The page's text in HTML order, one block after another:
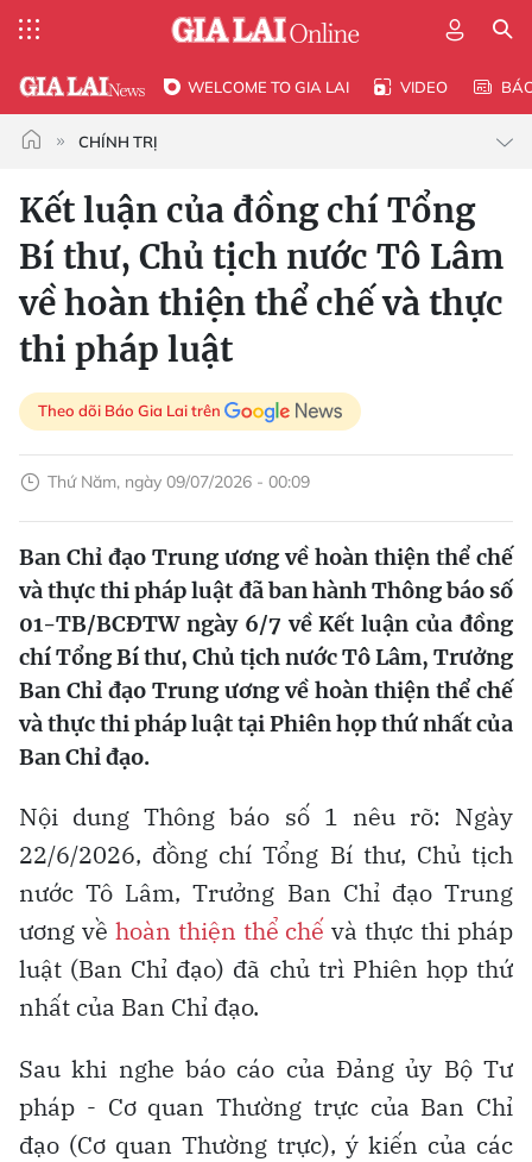
WELCOME TO GIA LAI VIDEO
CHÍNH TRỊ
Kết luận của đồng chí Tổng
Bí thư, Chủ tịch nước Tô Lâm
về hoàn thiện thể chế và thực
thi pháp luật
Theo dõi Báo Gia Lai trên
Thứ Năm, ngày 09/07/2026 - 00:09
Ban Chỉ đạo Trung ương về hoàn thiện thể chế
và thực thi pháp luật đã ban hành Thông báo số
01-TB/BCĐTW ngày 6/7 về Kết luận của đồng
chí Tổng Bí thư, Chủ tịch nước Tô Lâm, Trưởng
Ban Chỉ đạo Trung ương về hoàn thiện thể chế
và thực thi pháp luật tại Phiên họp thứ nhất của
Ban Chỉ đạo.
Nội dung Thông báo số 1 nêu rõ: Ngày
22/6/2026, đồng chí Tổng Bí thư, Chủ tịch
nước Tô Lâm, Trưởng Ban Chỉ đạo Trung
ương về hoàn thiện thể chế và thực thi pháp
luật (Ban Chỉ đạo) đã chủ trì Phiên họp thứ
nhất của Ban Chỉ đạo.
Sau khi nghe báo cáo của Đảng ủy Bộ Tư
pháp - Cơ quan Thường trực của Ban Chỉ
đạo (Cơ quan Thường trực), ý kiến của các